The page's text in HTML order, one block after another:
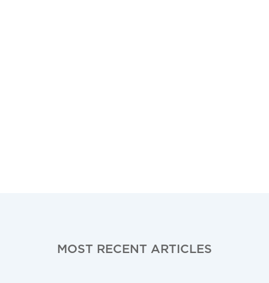
MOST RECENT ARTICLES